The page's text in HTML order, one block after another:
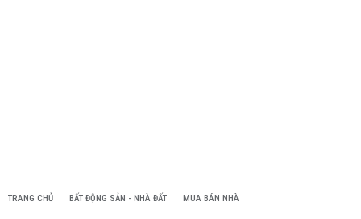
TRANG CHỦ BẤT ĐỘNG SẢN - NHÀ ĐẤT MUA BÁN NHÀ